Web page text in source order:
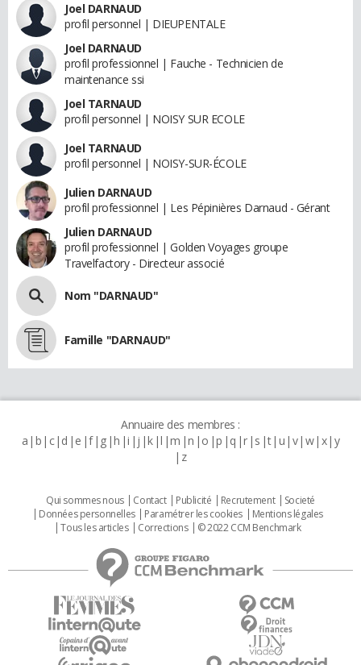
Joel DARNAUD
profil personnel | DIEUPENTALE
Joel DARNAUD
profil professionnel | Fauche - Technicien de
maintenance ssi
Joel TARNAUD
profil personnel | NOISY SUR ECOLE
Joel TARNAUD
profil personnel | NOISY-SUR-ÉCOLE
Julien DARNAUD
profil professionnel | Les Pépinières Darnaud - Gérant
Julien DARNAUD
profil professionnel | Golden Voyages groupe
Travelfactory - Directeur associé
Nom "DARNAUD"
Famille "DARNAUD"
Annuaire des membres :
a b c d e f g h i j k l m n o p q r s t u v w x y
z
Qui sommes nous Contact Publicité Recrutement
Societé
Données personnelles
Paramétrer les cookies
Mentions légales
Tous les articles
Corrections © 2022 CCM Benchmark